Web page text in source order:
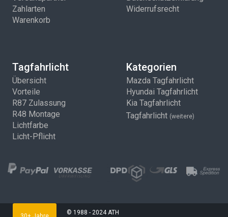
Zahlarten
Warenkorb
Widerrufsrecht
Tagfahrlicht
Übersicht
Vorteile
R87 Zulassung
R48 Montage
Lichtfarbe
Licht-Pflicht
Kategorien
Mazda Tagfahrlicht
Hyundai Tagfahrlicht
Kia Tagfahrlicht
Tagfahrlicht (weitere)
© 1988 - 2024 ATH